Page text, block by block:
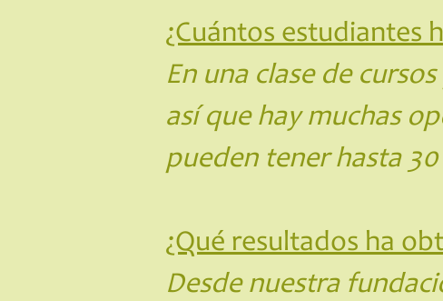
¿Cuántos estudiantes
En una clase de
así que hay muchas
pueden tener hasta
¿Qué resultados ha
Desde nuestra